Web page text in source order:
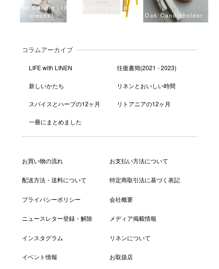
Slim Candle (10
pieces)
Birthday Candle
(20 pieces)
Oak Candleholder
コラムアーカイブ
LIFE with LINEN 往復書簡(2021 - 2023)
新しいかたち リネンとおいしい時間
スパイスとハーブの12ヶ月 リトアニアの12ヶ月
一冊にまとめました
お買い物の流れ お支払い方法について
配送方法・送料について 特定商取引法に基づく表記
プライバシーポリシー 会社概要
ニュースレター登録・解除 メディア掲載情報
インスタグラム リネンについて
イベント情報 お取扱店